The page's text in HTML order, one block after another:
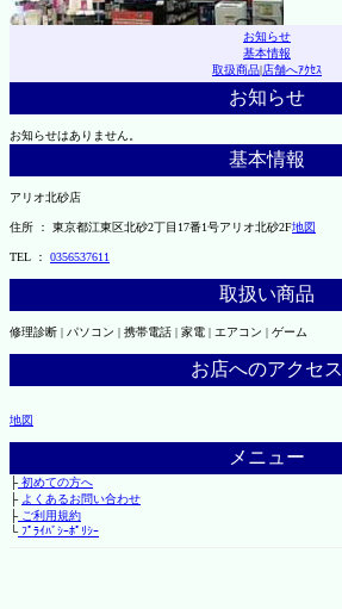
お知らせ
基本情報
取扱商品|店舗へｱｸｾｽ
お知らせ
お知らせはありません。
基本情報
アリオ北砂店
住所 ： 東京都江東区北砂2丁目17番1号アリオ北砂2F地図
TEL ： 0356537611
取扱い商品
修理診断 | パソコン | 携帯電話 | 家電 | エアコン | ゲーム
お店へのアクセス
地図
メニュー
├初めての方へ
├ よくあるお問い合わせ
├ご利用規約
└ﾌﾟﾗｲﾊﾞｼｰﾎﾟﾘｼｰ